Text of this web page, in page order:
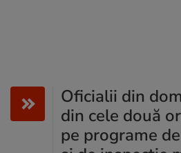
Oficialii din
din cele două
pe programe